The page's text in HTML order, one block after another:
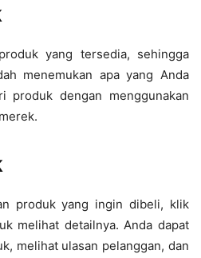
yang tersedia, sehingga
menemukan apa yang Anda
produk dengan menggunakan
produk yang ingin dibeli, klik
melihat detailnya. Anda dapat
melihat ulasan pelanggan, dan